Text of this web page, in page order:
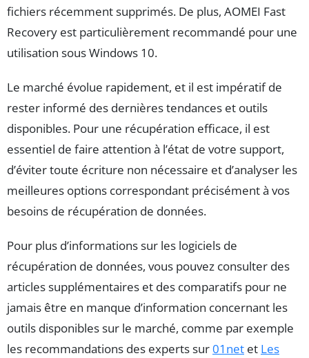
fichiers récemment supprimés. De plus, AOMEI Fast
Recovery est particulièrement recommandé pour une
utilisation sous Windows 10.
Le marché évolue rapidement, et il est impératif de
rester informé des dernières tendances et outils
disponibles. Pour une récupération efficace, il est
essentiel de faire attention à l’état de votre support,
d’éviter toute écriture non nécessaire et d’analyser les
meilleures options correspondant précisément à vos
besoins de récupération de données.
Pour plus d’informations sur les logiciels de
récupération de données, vous pouvez consulter des
articles supplémentaires et des comparatifs pour ne
jamais être en manque d’information concernant les
outils disponibles sur le marché, comme par exemple
les recommandations des experts sur01net et Les